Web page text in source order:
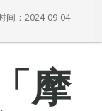
间：2024-09-04
摩